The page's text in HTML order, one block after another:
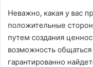
Неважно, какая у вас
положительные
путем создания
возможность
гарантированно